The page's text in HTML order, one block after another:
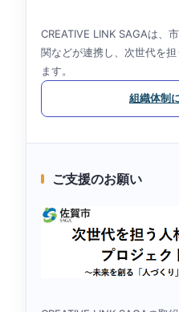
CREATIVE LINK SAGAは、
関などが連携し、次世代を
ます。
組織体制
ご支援のお願い